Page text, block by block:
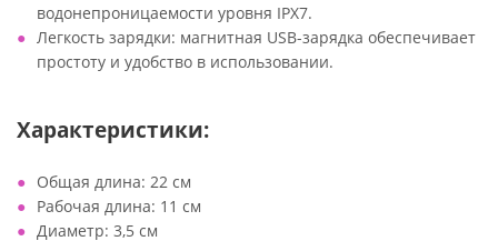
водонепроницаемости уровня IPX7.
Легкость зарядки: магнитная USB-зарядка обеспечивает
простоту и удобство в использовании.
Характеристики:
Общая длина: 22 см
Рабочая длина: 11 см
Диаметр: 3,5 см